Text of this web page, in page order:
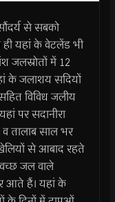
से सबको
यहां के वेटलेंड भी
जलस्रोतों में 12
के जलाशय सदियों
विविध जलीय
पर सदानीरा
व तालाब साल भर
से आबाद रहते
जल वाले
आते हैं। यहां के